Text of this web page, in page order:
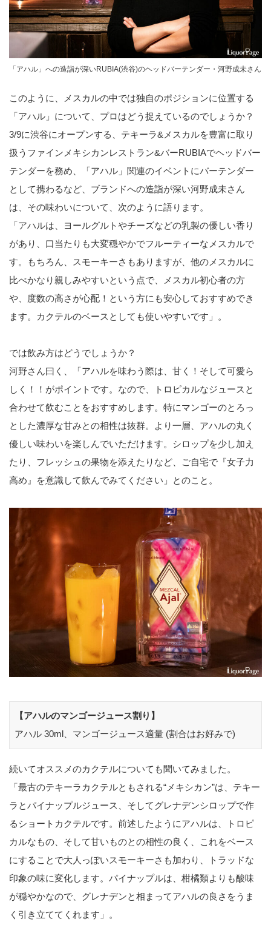
「アハル」への造詣が深いRUBIA(渋谷)のヘッドバーテンダー・河野成未さん
このように、メスカルの中では独自のポジションに位置する
「アハル」について、プロはどう捉えているのでしょうか？
3/9に渋谷にオープンする、テキーラ&メスカルを豊富に取り
扱うファインメキシカンレストラン&バーRUBIAでヘッドバー
テンダーを務め、「アハル」関連のイベントにバーテンダー
として携わるなど、ブランドへの造詣が深い河野成未さん
は、その味わいについて、次のように語ります。
「アハルは、ヨールグルトやチーズなどの乳製の優しい香り
があり、口当たりも大変穏やかでフルーティーなメスカルで
す。もちろん、スモーキーさもありますが、他のメスカルに
比べかなり親しみやすいという点で、メスカル初心者の方
や、度数の高さが心配！という方にも安心しておすすめでき
ます。カクテルのベースとしても使いやすいです」。
では飲み方はどうでしょうか？
河野さん曰く、「アハルを味わう際は、甘く！そして可愛ら
しく！！がポイントです。なので、トロピカルなジュースと
合わせて飲むことをおすすめします。特にマンゴーのとろっ
とした濃厚な甘みとの相性は抜群。より一層、アハルの丸く
優しい味わいを楽しんでいただけます。シロップを少し加え
たり、フレッシュの果物を添えたりなど、ご自宅で『女子力
高め』を意識して飲んでみてください」とのこと。
【アハルのマンゴージュース割り】
アハル 30ml、マンゴージュース適量 (割合はお好みで)
続いてオススメのカクテルについても聞いてみました。
「最古のテキーラカクテルともされる“メキシカン”は、テキー
ラとパイナップルジュース、そしてグレナデンシロップで作
るショートカクテルです。前述したようにアハルは、トロピ
カルなもの、そして甘いものとの相性の良く、これをベース
にすることで大人っぽいスモーキーさも加わり、トラッドな
印象の味に変化します。パイナップルは、柑橘類よりも酸味
が穏やかなので、グレナデンと相まってアハルの良さをうま
く引き立ててくれます」。